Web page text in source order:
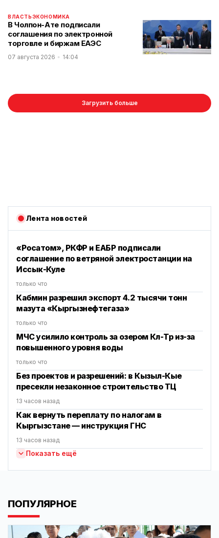
ВЛАСТЬЭКОНОМИКА
В Чолпон-Ате подписали
соглашения по электронной
торговле и биржам ЕАЭС
07 августа 2026 14:04
Загрузить больше
Лента новостей
«Росатом», РКФР и ЕАБР подписали
соглашение по ветряной электростанции на
Иссык-Куле
только что
Кабмин разрешил экспорт 4.2 тысячи тонн
мазута «Кыргызнефтегаза»
только что
МЧС усилило контроль за озером Көл-Төр из-за
повышенного уровня воды
только что
Без проектов и разрешений: в Кызыл-Кые
пресекли незаконное строительство ТЦ
13 часов назад
Как вернуть переплату по налогам в
Кыргызстане — инструкция ГНС
13 часов назад
Показать ещё
ПОПУЛЯРНОЕ